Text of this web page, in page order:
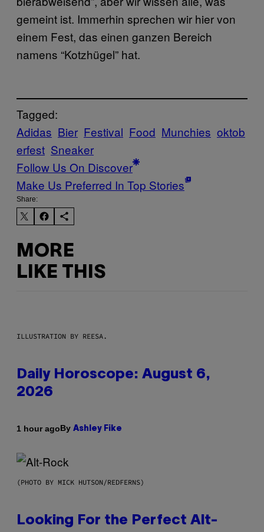
gemeint ist. Immerhin sprechen wir hier von
einem Fest, das einen ganzen Bereich
namens “Kotzhügel” hat.
Tagged:
Adidas Bier Festival Food Munchies oktob
erfest Sneaker
Follow Us On Discover
Make Us Preferred In Top Stories
Share:
MORE
LIKE THIS
ILLUSTRATION BY REESA.
Daily Horoscope: August 6,
2026
1 hour agoBy Ashley Fike
(PHOTO BY MICK HUTSON/REDFERNS)
Looking For the Perfect Alt-